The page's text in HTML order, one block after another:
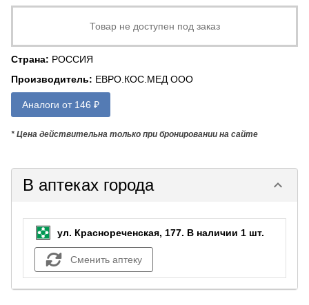
Товар не доступен под заказ
Страна: РОССИЯ
Производитель: ЕВРО.КОС.МЕД ООО
Аналоги от 146 ₽
* Цена действительна только при бронировании на сайте
В аптеках города keyboard_arrow_down
ул. Краснореченская, 177. В наличии 1 шт.
Сменить аптеку